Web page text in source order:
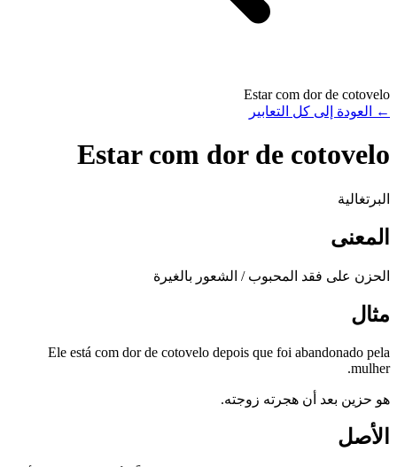
Estar com dor de cotovelo
←
العودة إلى كل التعابير
Estar com dor de cotovelo
البرتغالية
المعنى
الحزن على فقد المحبوب / الشعور بالغيرة
مثال
Ele está com dor de cotovelo depois que foi abandonado pela
mulher.
هو حزين بعد أن هجرته زوجته.
الأصل